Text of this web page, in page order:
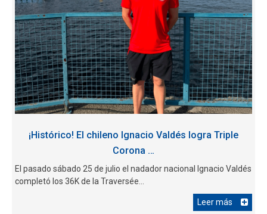
¡Histórico! El chileno Ignacio Valdés logra Triple
Corona …
El pasado sábado 25 de julio el nadador nacional Ignacio Valdés
completó los 36K de la Traversée...
Leer más